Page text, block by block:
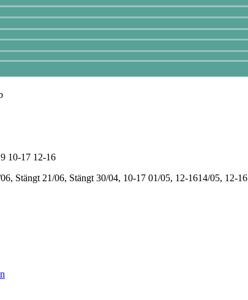
10-17 12-16
Stängt 21/06, Stängt 30/04, 10-17 01/05, 12-1614/05, 12-16